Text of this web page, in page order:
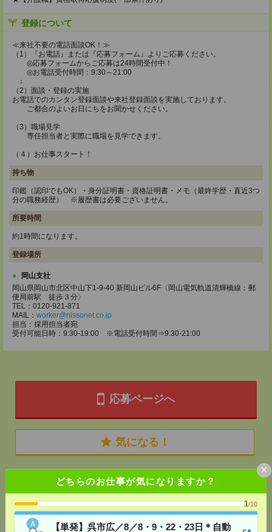
どちらのお仕事が気になりますか？
1/10
【単発】呉市広／8／8・9・22・23日＊自動
×
登録について
≪来社不要の電話面談OK！≫
（1）『お電話』または『応募フォーム』よりご応募ください。
◎応募フォームからご応募は24時間受付中！
◎お電話受付時間：9:30～21:00
↓
（2）面談・登録の実施
お電話でのカンタン登録面談や来社登録面談を実施しております。
ご都合のよいお日にちをお聞かせください。
（3）職場見学
専任担当者と実際に職場を見学できます。
（４）お仕事スタート！
持ち物
印鑑（認印でもOK）・身分証明書・資格証明書・メモ（最終学歴・直近3つ
分の職務経歴） ※履歴書は必要ございません。
所要時間
約1時間になります。
登録場所
岡山支社
岡山県岡山市北区中山下1-9-40 新岡山ビル6F〈岡山電気軌道清輝橋線：郵
便局前駅 徒歩３分〉
TEL：0120-921-871
MAIL： worker@nissonet.co.jp
担当：採用担当者宛
受付可能日時：9:30-19:00 ※電話受付時間⇒9:30-21:00
応募ページへ
気になる！
メール で送る LINEで送る
シェア ツイート ブックマーク